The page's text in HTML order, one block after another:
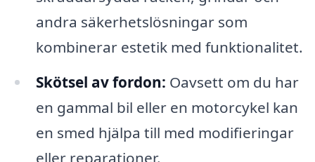
andra säkerhetslösningar som
kombinerar estetik med funktionalitet.
Skötsel av fordon: Oavsett om du har
en gammal bil eller en motorcykel kan
en smed hjälpa till med modifieringar
eller reparationer.